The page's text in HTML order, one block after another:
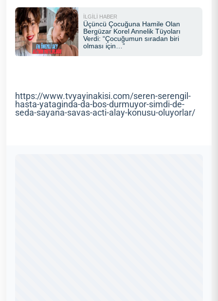
https://www.tvyayinakisi.com/seren-serengil-
hasta-yataginda-da-bos-durmuyor-simdi-de-
seda-sayana-savas-acti-alay-konusu-oluyorlar/